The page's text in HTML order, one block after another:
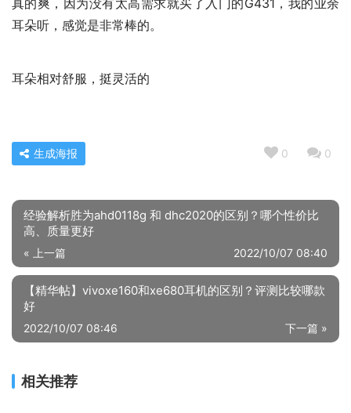
真的爽，因为没有太高需求就买了入门的G431，我的业余
耳朵听，感觉是非常棒的。
耳朵相对舒服，挺灵活的
0 0
生成海报
经验解析胜为ahd0118g 和 dhc2020的区别？哪个性价比
高、质量更好
« 上一篇 2022/10/07 08:40
【精华帖】vivoxe160和xe680耳机的区别？评测比较哪款
好
下一篇 »
2022/10/07 08:46
相关推荐